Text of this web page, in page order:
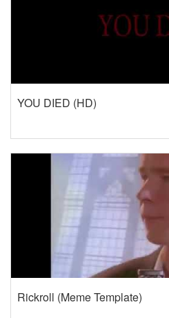
YOU DIED (HD)
Rickroll (Meme Template)